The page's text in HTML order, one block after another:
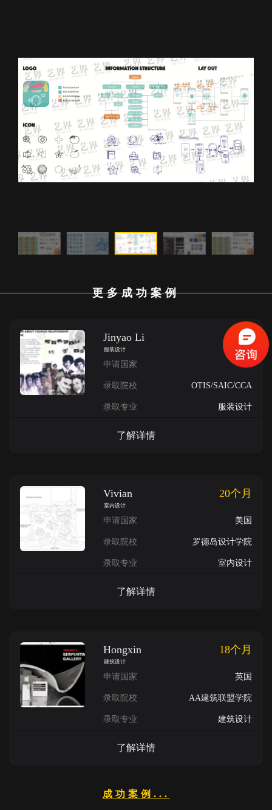
更多成功案例
Jinyao Li
服装设计
2019
申请国家
录取院校 OTIS/SAIC/CCA
录取专业 服装设计
了解详情
Vivian
室内设计
20个月
申请国家 美国
录取院校 罗德岛设计学院
录取专业 室内设计
了解详情
Hongxin
建筑设计
18个月
申请国家 英国
录取院校 AA建筑联盟学院
录取专业 建筑设计
了解详情
成功案例...